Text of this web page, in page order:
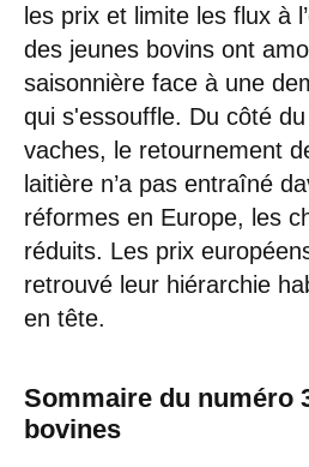
les prix et limite les flux à
des jeunes bovins ont
saisonnière face à une
qui s'essouffle. Du côté
vaches, le retournement
laitière n’a pas entraîné
réformes en Europe, les
réduits. Les prix
retrouvé leur hiérarchie
en tête.
Sommaire du numéro
bovines